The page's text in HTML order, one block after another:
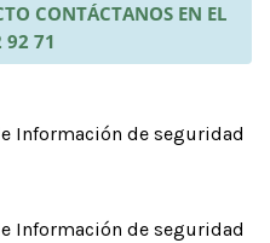
CONTÁCTANOS EN EL
92 71
Información de seguridad
Información de seguridad